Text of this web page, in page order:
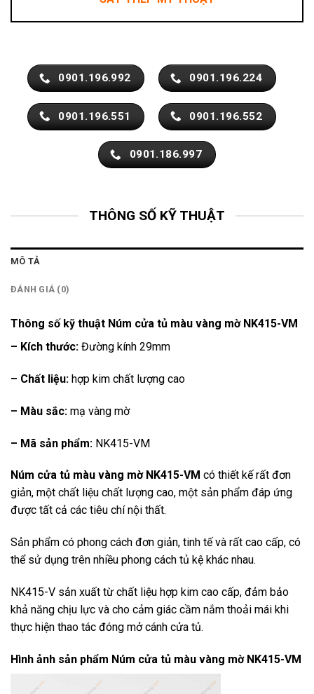
0901.196.992 0901.196.224
0901.196.551 0901.196.552
0901.186.997
THÔNG SỐ KỸ THUẬT
MÔ TẢ
ĐÁNH GIÁ (0)
Thông số kỹ thuật Núm cửa tủ màu vàng mờ NK415-VM
– Kích thước: Đường kính 29mm
– Chất liệu: hợp kim chất lượng cao
– Màu sắc: mạ vàng mờ
– Mã sản phẩm: NK415-VM
Núm cửa tủ màu vàng mờ NK415-VM có thiết kế rất đơn
giản, một chất liệu chất lượng cao, một sản phẩm đáp ứng
được tất cả các tiêu chí nội thất.
Sản phẩm có phong cách đơn giản, tinh tế và rất cao cấp, có
thể sử dụng trên nhiều phong cách tủ kệ khác nhau.
NK415-V sản xuất từ chất liệu hợp kim cao cấp, đảm bảo
khả năng chịu lực và cho cảm giác cầm nắm thoải mái khi
thực hiện thao tác đóng mở cánh cửa tủ.
Hình ảnh sản phẩm Núm cửa tủ màu vàng mờ NK415-VM